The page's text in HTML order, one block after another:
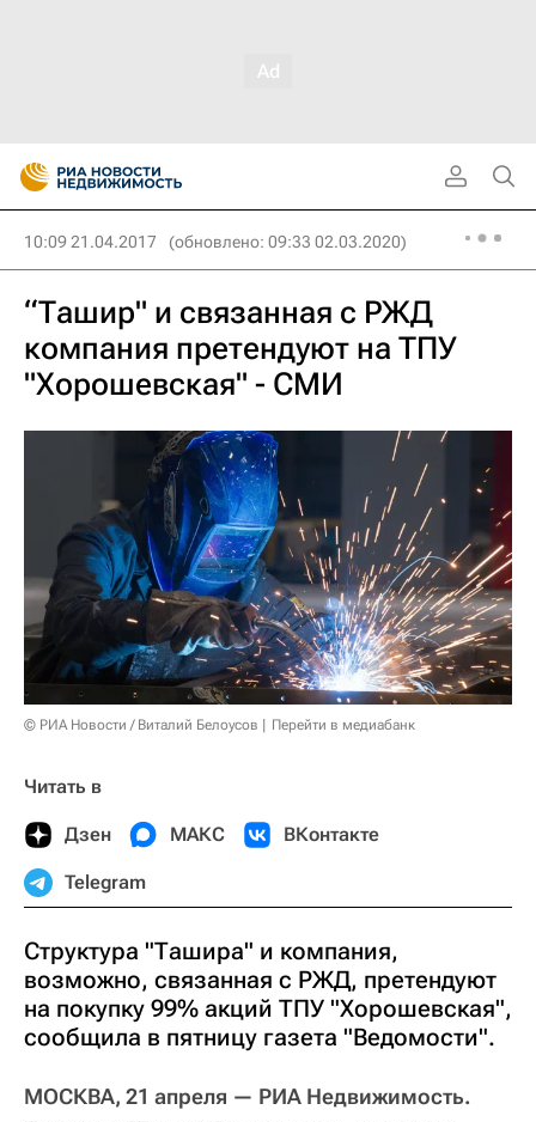
10:09 21.04.2017 (обновлено: 09:33 02.03.2020)
“Ташир" и связанная с РЖД
компания претендуют на ТПУ
"Хорошевская" - СМИ
© РИА Новости / Виталий Белоусов Перейти в медиабанк
Читать в
Дзен МАКС ВКонтакте
Telegram
Cтруктура "Ташира" и компания,
возможно, связанная с РЖД, претендуют
на покупку 99% акций ТПУ "Хорошевская",
сообщила в пятницу газета "Ведомости".
МОСКВА, 21 апреля — РИА Недвижимость.